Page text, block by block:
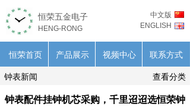
中文版
ENGLISH
恒荣五金电子
HENG-RONG
恒荣首页 产品展示 视频中心 联系方式
查看分类
钟表新闻
钟表配件挂钟机芯采购，千里迢迢选恒荣钟